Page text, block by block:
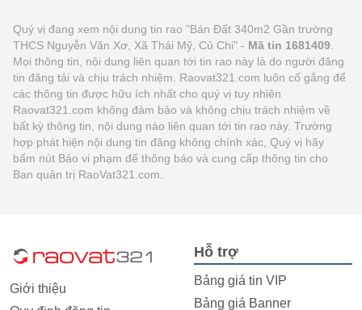
Quý vị đang xem nội dung tin rao "Bán Đất 340m2 Gần trường
THCS Nguyễn Văn Xơ, Xã Thái Mỹ, Củ Chi" - Mã tin 1681409
Mọi thông tin, nội dung liên quan tới tin rao này là do người đăng
tin đăng tải và chịu trách nhiệm. Raovat321.com luôn cố gắng để
các thông tin được hữu ích nhất cho quý vị tuy nhiên
Raovat321.com không đảm bảo và không chịu trách nhiệm về
bất kỳ thông tin, nội dung nào liên quan tới tin rao này. Trường
hợp phát hiện nội dung tin đăng không chính xác, Quý vị hãy
bấm nút Báo vi phạm để thông báo và cung cấp thông tin cho
Ban quản trị RaoVat321.com.
Giới thiệu
Hỗ trợ
Bảng giá tin VIP
Bảng giá Banner